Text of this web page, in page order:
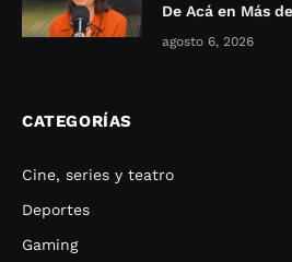
De Acá en Más
agosto 6, 2026
CATEGORÍAS
Cine, series y teatro
Deportes
Gaming